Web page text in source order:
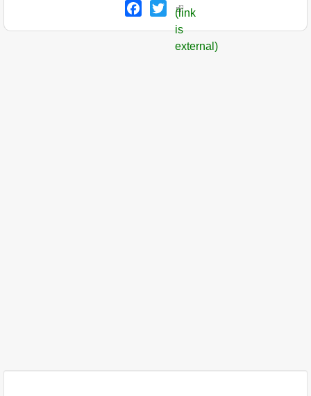
Facebook
Twitter
(link
is
external)